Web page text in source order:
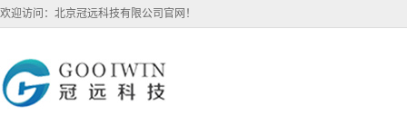
欢迎访问：北京冠远科技有限公司官网！